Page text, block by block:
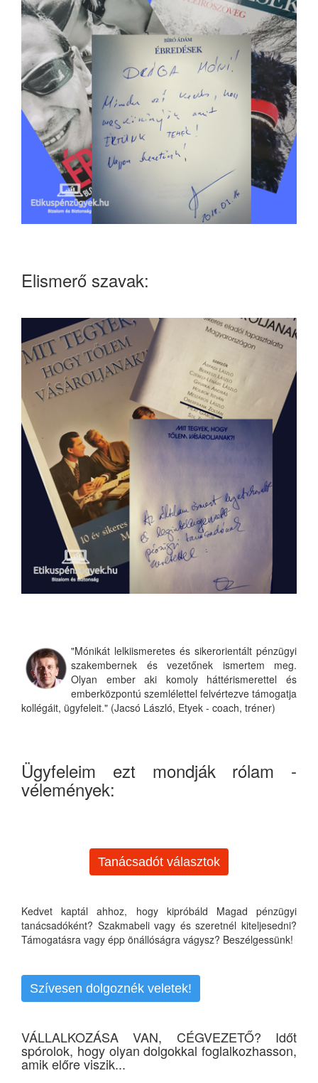
Elismerő szavak:
"Mónikát lelkiismeretes és sikerorientált pénzügyi
szakembernek és vezetőnek ismertem meg.
Olyan ember aki komoly háttérismerettel és
emberközpontú szemlélettel felvértezve támogatja
kollégáit, ügyfeleit." (Jacsó László, Etyek - coach, tréner)
Ügyfeleim ezt mondják rólam -
vélemények:
Tanácsadót választok
Kedvet kaptál ahhoz, hogy kipróbáld Magad pénzügyi
tanácsadóként? Szakmabeli vagy és szeretnél kiteljesedni?
Támogatásra vagy épp önállóságra vágysz? Beszélgessünk!
Szívesen dolgoznék veletek!
VÁLLALKOZÁSA VAN, CÉGVEZETŐ? Időt
spórolok, hogy olyan dolgokkal foglalkozhasson,
amik előre viszik...